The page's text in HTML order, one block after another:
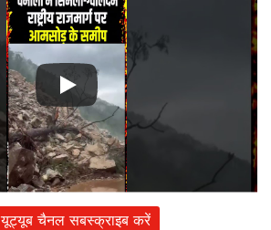
यूट्यूब चैनल सबस्क्राइब करें